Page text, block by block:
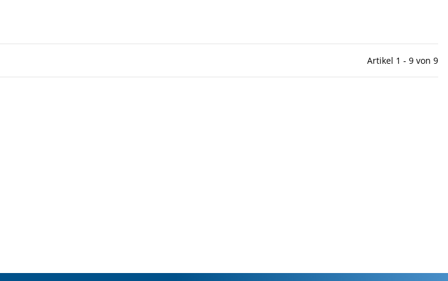
Artikel 1 - 9 von 9